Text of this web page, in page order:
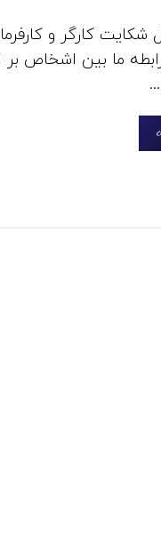
شکایت کارگر و
ما بین اشخاص